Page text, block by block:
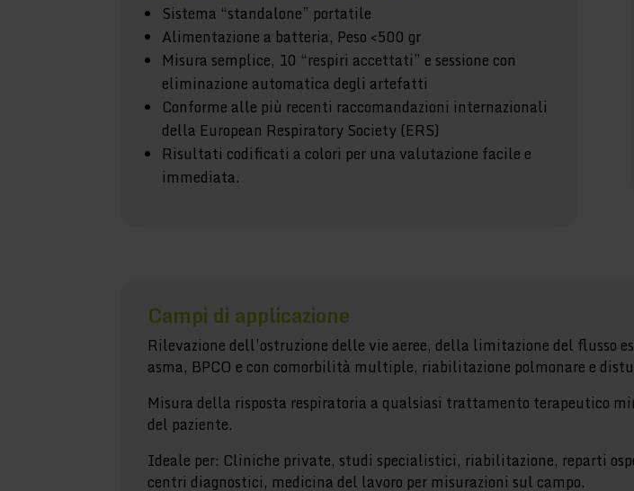
Sistema “standalone” portatile
Alimentazione a batteria, Peso <500 gr
Misura semplice, 10 “respiri accettati” e sessione con
eliminazione automatica degli artefatti
Conforme alle più recenti raccomandazioni internazionali
della European Respiratory Society (ERS)
Risultati codificati a colori per una valutazione facile e
immediata.
Campi di applicazione
Rilevazione dell’ostruzione delle vie aeree, della limitazione del
asma, BPCO e con comorbilità multiple, riabilitazione polmonare e
Misura della risposta respiratoria a qualsiasi trattamento terapeutico
del paziente.
Ideale per: Cliniche private, studi specialistici, riabilitazione, reparti
centri diagnostici, medicina del lavoro per misurazioni sul campo.